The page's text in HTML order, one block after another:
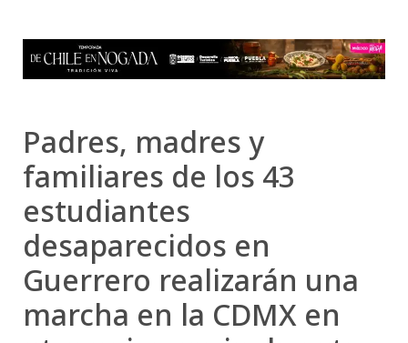
Padres, madres y
familiares de los 43
estudiantes
desaparecidos en
Guerrero realizarán una
marcha en la CDMX en